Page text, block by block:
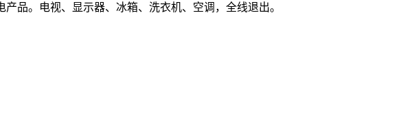
品。电视、显示器、冰箱、洗衣机、空调，全线退出。